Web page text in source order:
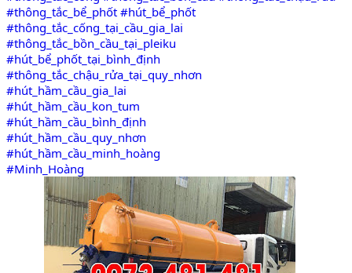
#thông_tắc_bể_phốt #hút_bể_phốt
#thông_tắc_cống_tại_cầu_gia_lai
#thông_tắc_bồn_cầu_tại_pleiku
#hút_bể_phốt_tại_bình_định
#thông_tắc_chậu_rửa_tại_quy_nhơn
#hút_hầm_cầu_gia_lai
#hút_hầm_cầu_kon_tum
#hút_hầm_cầu_bình_định
#hút_hầm_cầu_quy_nhơn
#hút_hầm_cầu_minh_hoàng
#Minh_Hoàng